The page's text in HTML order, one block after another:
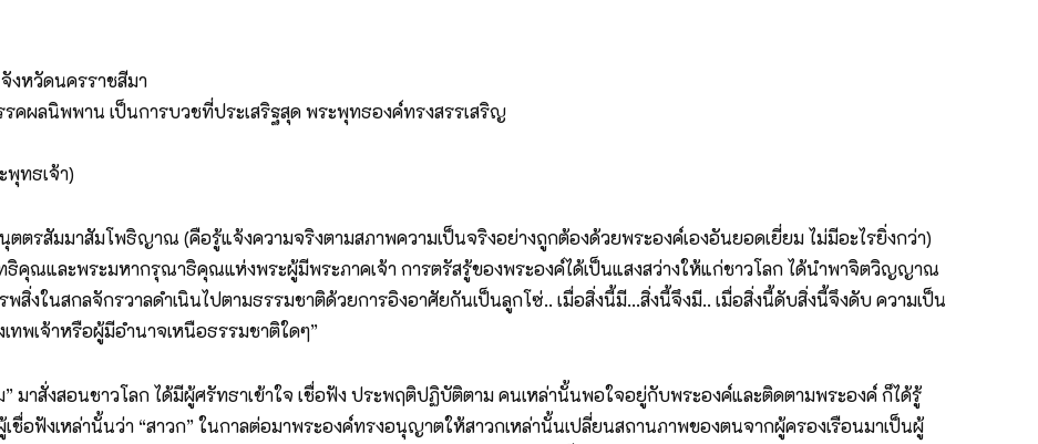
งหวัดนครราชสีมา
คผลนิพพาน เป็นการบวชที่ประเสริฐสุด พระพุทธองค์ทรงสรรเสริญ
พุทธเจ้า)
ตรสัมมาสัมโพธิญาณ (คือรู้แจ้งความจริงตามสภาพความเป็นจริงอย่างถูกต้องด้วยพระองค์เองอันยอดเยี่ยม ไม่มีอะไรยิ่งกว่า)
ณและพระมหากรุณาธิคุณแห่งพระผู้มีพระภาคเจ้า การตรัสรู้ของพระองค์ได้เป็นแสงสว่างให้แก่ชาวโลก ได้นำพาจิตวิญญาณ
สิ่งในสกลจักรวาลดำเนินไปตามธรรมชาติด้วยการอิงอาศัยกันเป็นลูกโซ่.. เมื่อสิ่งนี้มี...สิ่งนี้จึงมี.. เมื่อสิ่งนี้ดับสิ่งนี้จึงดับ ความเป็น
พเจ้าหรือผู้มีอำนาจเหนือธรรมชาติใดๆ”
” มาสั่งสอนชาวโลก ได้มีผู้ศรัทธาเข้าใจ เชื่อฟัง ประพฤติปฏิบัติตาม คนเหล่านั้นพอใจอยู่กับพระองค์และติดตามพระองค์ ก็ได้รู้
อฟังเหล่านั้นว่า “สาวก” ในกาลต่อมาพระองค์ทรงอนุญาตให้สาวกเหล่านั้นเปลี่ยนสถานภาพของตนจากผู้ครองเรือนมาเป็นผู้